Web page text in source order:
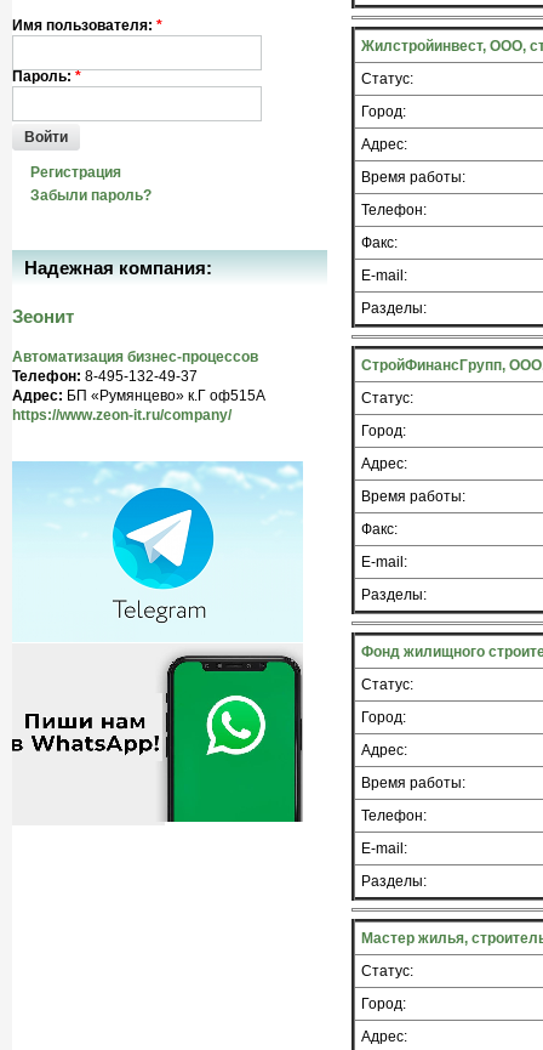
Жилстройинвест, ООО,
Статус:
Город:
Адрес:
Время работы:
Телефон:
Факс:
E-mail:
Разделы:
СтройФинансГрупп,
Статус:
Город:
Адрес:
Время работы:
Факс:
E-mail:
Разделы:
Фонд жилищного
Статус:
Город:
Адрес:
Время работы:
Телефон:
E-mail:
Разделы:
Мастер жилья,
Статус:
Город:
Адрес:
Имя пользователя: *
Пароль: *
Войти
Регистрация
Забыли пароль?
Надежная компания:
Зеонит
Автоматизация бизнес-процессов
Телефон: 8-495-132-49-37
Адрес: БП «Румянцево» к.Г оф515A
https://www.zeon-it.ru/company/